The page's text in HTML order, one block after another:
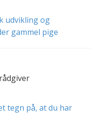
udvikling og
gammel pige
tegn på, at du har